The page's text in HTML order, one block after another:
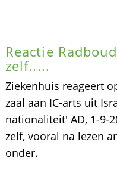
Reactie
zelf.....
Ziekenhuis reageert
zaal aan IC-arts uit
nationaliteit' AD, 1-9-
zelf, vooral na lezen
onder.